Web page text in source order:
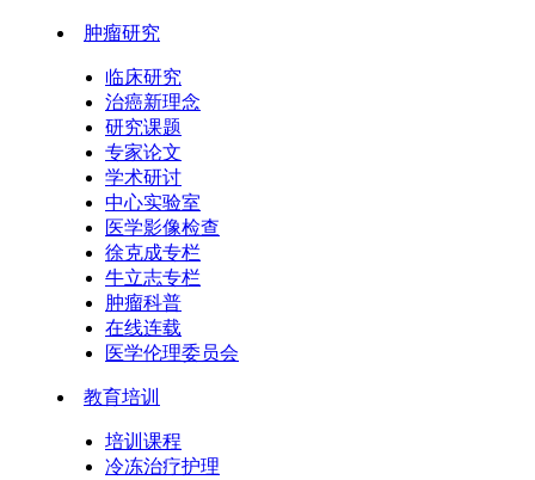
肿瘤研究
临床研究
治癌新理念
研究课题
专家论文
学术研讨
中心实验室
医学影像检查
徐克成专栏
牛立志专栏
肿瘤科普
在线连载
医学伦理委员会
教育培训
培训课程
冷冻治疗护理